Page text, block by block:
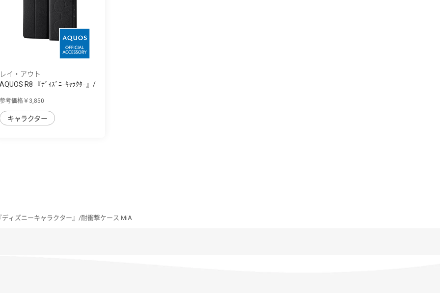
レイ・アウト
AQUOS R8 『ﾃﾞｨｽﾞﾆｰｷｬﾗｸﾀｰ』/
参考価格￥3,850
キャラクター
ディズニーキャラクター』/耐衝撃ケース MiA